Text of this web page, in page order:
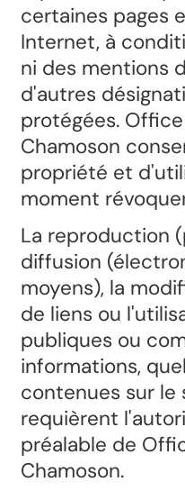
certaines pages
Internet, à
ni des mentions
d'autres
protégées.
Chamoson
propriété et
moment
La reproduction
diffusion
moyens), la
de liens ou
publiques ou
informations,
contenues sur le
requièrent
préalable de
Chamoson.